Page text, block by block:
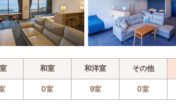
和室 和洋室 その他
0室 9室 0室